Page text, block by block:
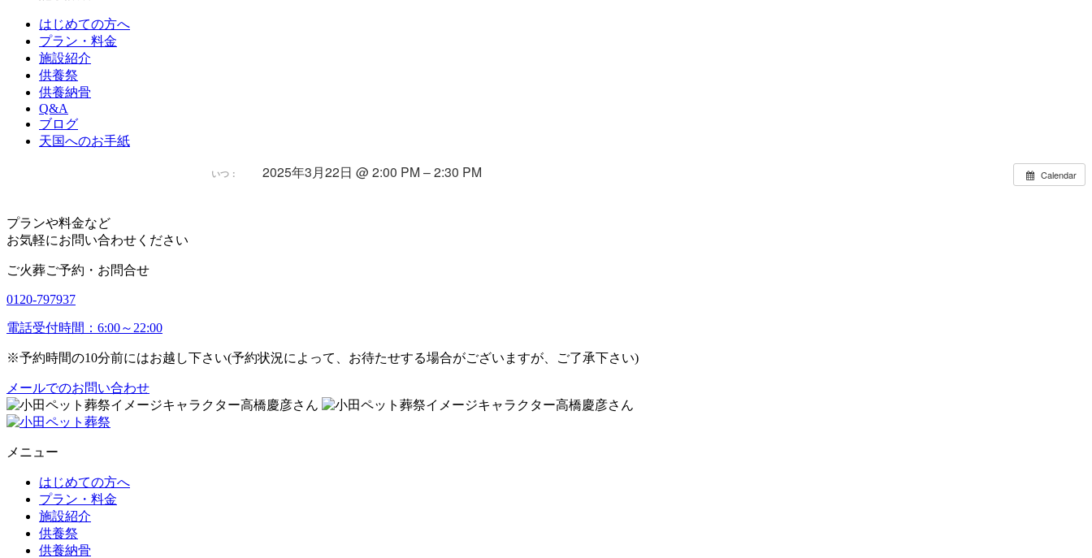
はじめての方へ
プラン・料金
施設紹介
供養祭
供養納骨
Q&A
ブログ
天国へのお手紙
Calendar
いつ： 2025年3月22日 @ 2:00 PM – 2:30 PM
プランや料金など
お気軽にお問い合わせください
ご火葬ご予約・お問合せ
0120-797937
電話受付時間：6:00～22:00
※予約時間の10分前にはお越し下さい(予約状況によって、お待たせする場合がございますが、ご了承下さい)
メールでのお問い合わせ
メニュー
はじめての方へ
プラン・料金
施設紹介
供養祭
供養納骨